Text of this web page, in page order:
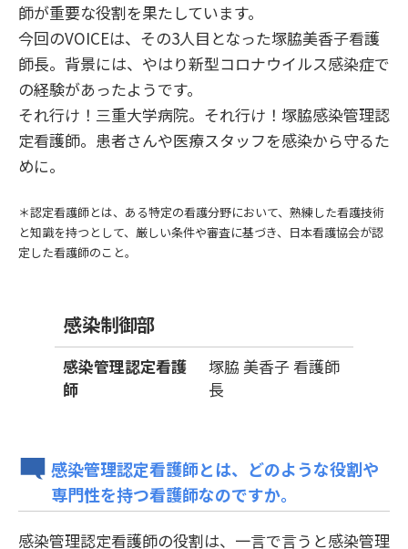
師が重要な役割を果たしています。
今回のVOICEは、その3人目となった塚脇美香子看護
師長。背景には、やはり新型コロナウイルス感染症で
の経験があったようです。
それ行け！三重大学病院。それ行け！塚脇感染管理認
定看護師。患者さんや医療スタッフを感染から守るた
めに。
＊認定看護師とは、ある特定の看護分野において、熟練した看護技術
と知識を持つとして、厳しい条件や審査に基づき、日本看護協会が認
定した看護師のこと。
感染制御部
感染管理認定看護
師
塚脇 美香子 看護師
長
感染管理認定看護師とは、どのような役割や
専門性を持つ看護師なのですか。
感染管理認定看護師の役割は、一言で言うと感染管理